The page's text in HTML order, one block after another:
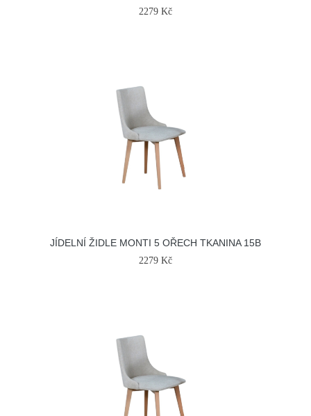
2279 Kč
JÍDELNÍ ŽIDLE MONTI 5 OŘECH TKANINA 15B
2279 Kč